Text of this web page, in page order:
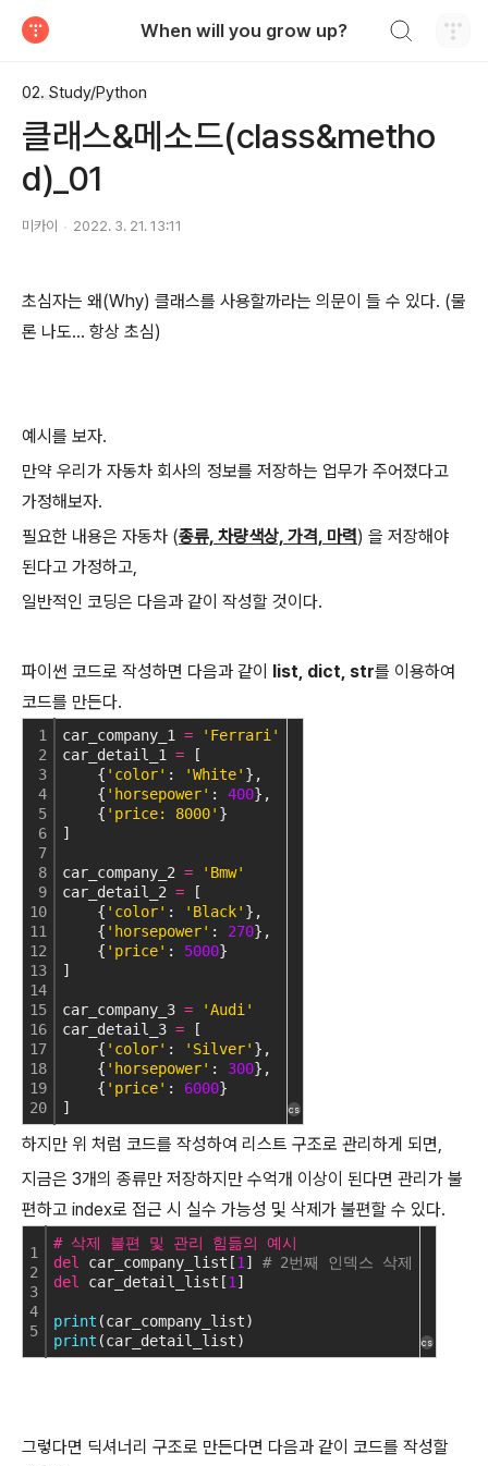
When will you grow up?
02. Study/Python
클래스&메소드(class&metho
d)_01
미카이 2022. 3. 21. 13:11
초심자는 왜(Why) 클래스를 사용할까라는 의문이 들 수 있다. (물
론 나도... 항상 초심)
예시를 보자.
만약 우리가 자동차 회사의 정보를 저장하는 업무가 주어졌다고
가정해보자.
필요한 내용은 자동차 (종류, 차량색상, 가격, 마력) 을 저장해야
된다고 가정하고,
일반적인 코딩은 다음과 같이 작성할 것이다.
파이썬 코드로 작성하면 다음과 같이 list, dict, str를 이용하여
코드를 만든다.
1
2
3
4
5
6
7
8
9
10
11
12
13
14
15
16
17
18
19
20
car_company_1 =
'Ferrari'
car_detail_1 = [
{ 'color' : 'White' },
{ 'horsepower' : 400},
{ 'price: 8000' }
]
car_company_2 =
'Bmw'
car_detail_2 = [
{ 'color' : 'Black' },
{ 'horsepower' : 270},
{ 'price' : 5000}
]
car_company_3 =
'Audi'
car_detail_3 = [
{ 'color' : 'Silver' },
{ 'horsepower' : 300},
{ 'price' : 6000}
]
cs
하지만 위 처럼 코드를 작성하여 리스트 구조로 관리하게 되면,
지금은 3개의 종류만 저장하지만 수억개 이상이 된다면 관리가 불
편하고 index로 접근 시 실수 가능성 및 삭제가 불편할 수 있다.
1
2
3
4
5
# 삭제 불편 및 관리 힘듦의 예시
del
car_company_list[1 ] # 2번째 인덱스 삭제
del
car_detail_list[1 ]
print (car_company_list)
print (car_detail_list) cs
그렇다면 딕셔너리 구조로 만든다면 다음과 같이 코드를 작성할